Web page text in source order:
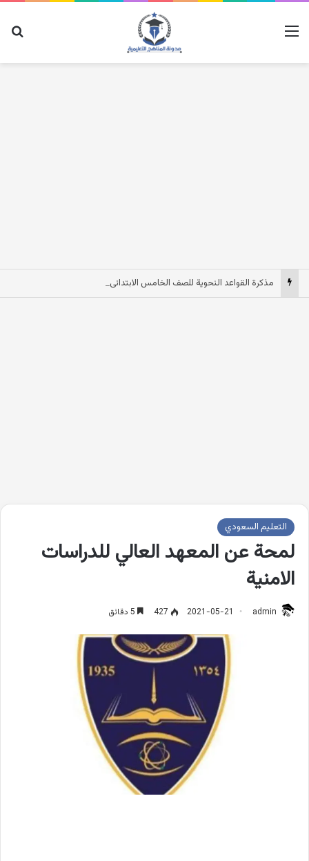
القائمة
التعليم السعودي
لمحة عن المعهد العالي للدراسات
الامنية
admin
2021-05-21
427